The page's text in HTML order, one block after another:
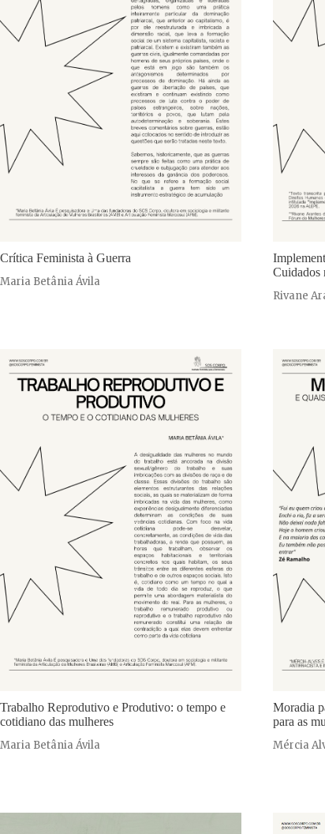
Crítica Feminista à Guerra
Maria Betânia Ávila
Cuidados
Rivane
Trabalho Reprodutivo e Produtivo: o tempo e
cotidiano das mulheres
Maria Betânia Ávila
Moradia
para as
Mércia